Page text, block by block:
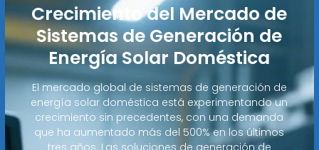
Crecimiento del Mercado de
Sistemas de Generación de
Energía Solar Doméstica
El mercado global de sistemas de generación de
energía solar doméstica está experimentando un
crecimiento sin precedentes, con una demanda
que ha aumentado más del 500% en los últimos
tres años. Las soluciones de generación de